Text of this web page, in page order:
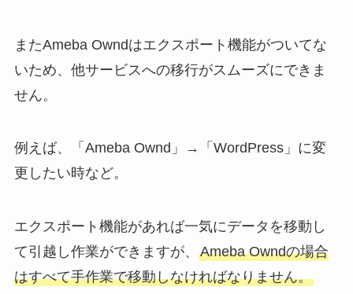
またAmeba Owndはエクスポート機能がついてな
いため、他サービスへの移行がスムーズにできま
せん。
例えば、「Ameba Ownd」→「WordPress」に変
更したい時など。
エクスポート機能があれば一気にデータを移動し
て引越し作業ができますが、 Ameba Owndの場合
はすべて手作業で移動しなければなりません。